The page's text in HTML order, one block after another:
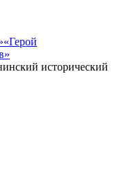
«Герой
исторический